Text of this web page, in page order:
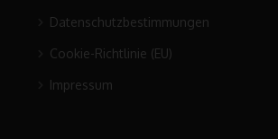
Datenschutzbestimmungen
Cookie-Richtlinie (EU)
Impressum